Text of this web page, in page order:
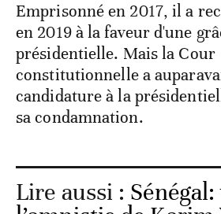
Emprisonné en 2017, il a
en 2019 à la faveur d'une
présidentielle. Mais la Cour
constitutionnelle a
candidature à la
sa condamnation.
Lire aussi :